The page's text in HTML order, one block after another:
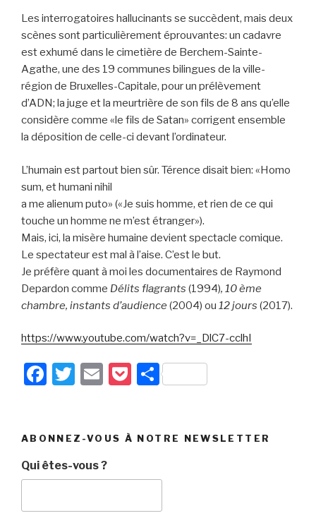
Les interrogatoires hallucinants se succèdent, mais deux
scènes sont particulièrement éprouvantes: un cadavre
est exhumé dans le cimetière de Berchem-Sainte-
Agathe, une des 19 communes bilingues de la ville-
région de Bruxelles-Capitale, pour un prélèvement
d’ADN; la juge et la meurtrière de son fils de 8 ans qu’elle
considère comme «le fils de Satan» corrigent ensemble
la déposition de celle-ci devant l’ordinateur.
L’humain est partout bien sûr. Térence disait bien: «Homo
sum, et humani nihil
a me alienum puto» («Je suis homme, et rien de ce qui
touche un homme ne m’est étranger»).
Mais, ici, la misère humaine devient spectacle comique.
Le spectateur est mal à l’aise. C’est le but.
Je préfère quant à moi les documentaires de Raymond
Depardon comme Délits flagrants (1994), 10 ème
chambre, instants d’audience (2004) ou 12 jours (2017).
https://www.youtube.com/watch?v=_DlC7-cclhI
F
e
b
o
o
T
er
E
P
k
P
g
ABONNEZ-VOUS À NOTRE NEWSLETTER
Qui êtes-vous ?